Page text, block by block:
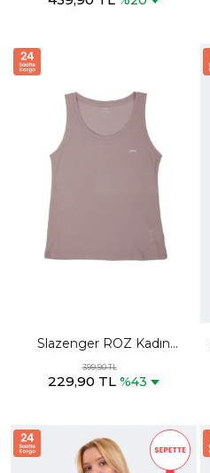
Slazenger ROZ Kadın
Kolsuz Gül Tişört
399,90 TL
229,90 TL %43